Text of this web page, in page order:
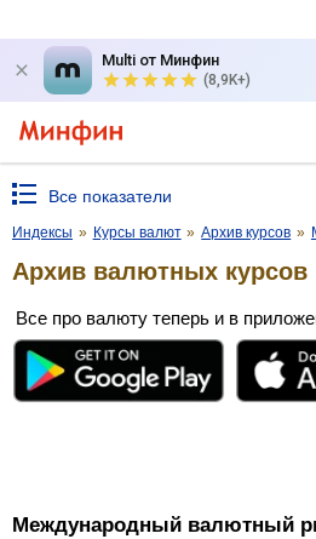
Multi от Минфин
(8,9K+)
Все показатели
Индексы » Курсы валют » Архив курсов »
Архив валютных курсов
Все про валюту теперь и в
Международный валютный